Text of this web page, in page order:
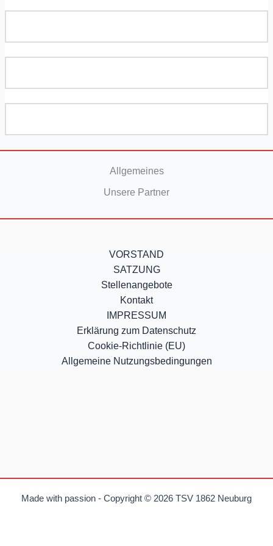
Allgemeines
Unsere Partner
VORSTAND
SATZUNG
Stellenangebote
Kontakt
IMPRESSUM
Erklärung zum Datenschutz
Cookie-Richtlinie (EU)
Allgemeine Nutzungsbedingungen
Made with passion - Copyright © 2026 TSV 1862 Neuburg